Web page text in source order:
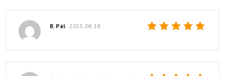
B. Pál 2025.08.18.